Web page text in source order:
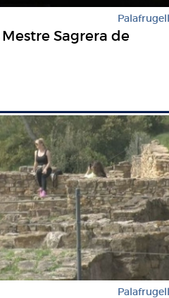
Palafrugell
Sagrera de
Palafrugell